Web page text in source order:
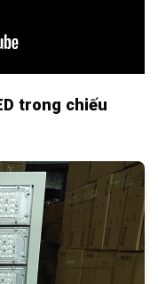
trong chiếu